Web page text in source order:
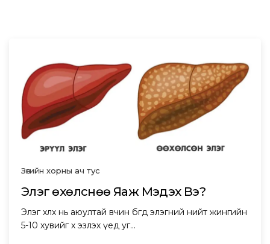
Зөгийн хорны ач тус
Элэг Өөхөлснөө Яаж Мэдэх Вэ?
Элэг өөхлөх нь аюултай өвчин бөгөөд элэгний нийт жингийн
5-10 хувийг өөх эзлэх үед уг…